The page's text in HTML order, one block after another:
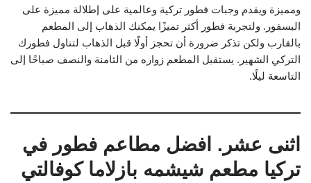
ومميزة ويقدم وجبات فطور تركية وعالمية على إطلالة مميزة على
البسفور. ولتجربة فطور أكثر تميزًا يمكنك الذهاب إلى المطعم
بالقارب ولكن تذكر ضرورة أن تحجز أولًا قبل الذهاب لتناول فطورك
التركي الشهير. يستقبل المطعم زواره من الثامنة والنصف صباحًا إلى
التاسعة ليلًا.
اثنى عشر. افضل مطاعم فطور في
تركيا مطعم شيشمه بازلاما كوفالتي